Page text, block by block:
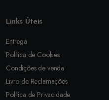
Links Úteis
Entrega
Política de Cookies
Condições de venda
Livro de Reclamações
Política de Privacidade